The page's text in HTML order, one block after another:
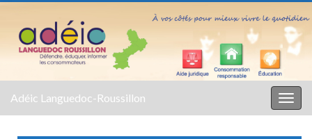
Adéic Languedoc-Roussillon